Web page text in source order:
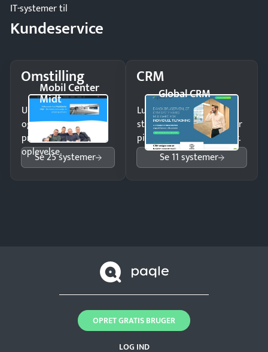
IT-systemer til
Kundeservice
Omstilling
Mobil Center
Midt
Undgå tabte opkald
og giv kunderne en
professionel
oplevelse.
Se 25 systemer
CRM
Global CRM
Luk flere salg med et
struktureret overblik over
pipeline og opfølgninger.
Se 11 systemer
LOG IND
OPRET GRATIS BRUGER